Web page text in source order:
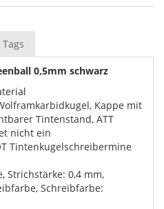
0,5mm schwarz
Kappe mit
Tintenstand, ATT
nicht ein
Tintenkugelschreibermine
Strichstärke: 0,4 mm,
Schreibfarbe: